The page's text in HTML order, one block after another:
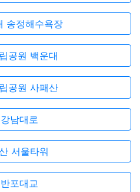
송정해수욕장
공원 백운대
공원 사패산
남대로
서울타워
포대교